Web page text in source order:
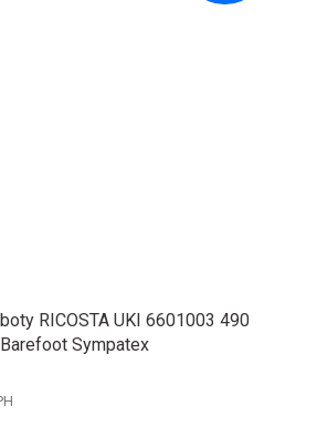
RICOSTA UKI 6601003 490
Barefoot Sympatex